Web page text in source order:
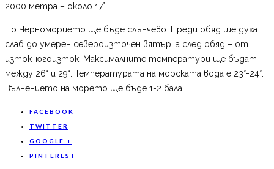
2000 метра – около 17°.
По Черноморието ще бъде слънчево. Преди обяд ще духа
слаб до умерен североизточен вятър, а след обяд – от
изток-югоизток. Максималните температури ще бъдат
между 26° и 29°. Температурата на морската вода е 23°-24°.
Вълнението на морето ще бъде 1-2 бала.
FACEBOOK
TWITTER
GOOGLE +
PINTEREST